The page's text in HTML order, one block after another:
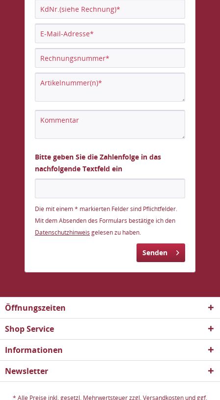
Bitte geben Sie die Zahlenfolge in das
nachfolgende Textfeld ein
Die mit einem * markierten Felder sind Pflichtfelder.
Mit dem Absenden des Formulars bestätige ich den
Datenschutzhinweis gelesen zu haben.
Senden
Öffnungszeiten
Shop Service
Informationen
Newsletter
* Alle Preise inkl. gesetzl. Mehrwertsteuer zzgl.Versandkosten und ggf.